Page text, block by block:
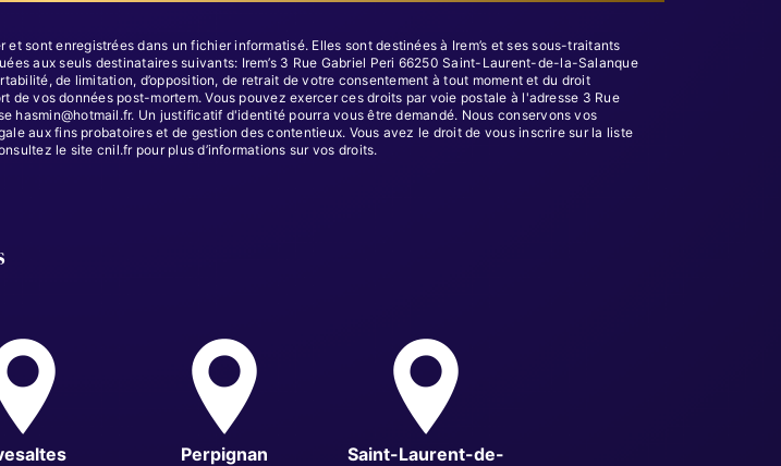
sont enregistrées dans un fichier informatisé. Elles sont destinées à Irem’s et ses sous-traitants
aux seuls destinataires suivants: Irem’s 3 Rue Gabriel Peri 66250 Saint-Laurent-de-la-Salanque
de limitation, d’opposition, de retrait de votre consentement à tout moment et du droit
de vos données post-mortem. Vous pouvez exercer ces droits par voie postale à l'adresse 3 Rue
Un justificatif d'identité pourra vous être demandé. Nous conservons vos
aux fins probatoires et de gestion des contentieux. Vous avez le droit de vous inscrire sur la liste
le site cnil.fr pour plus d’informations sur vos droits.
Perpignan
Saint-Laurent-de-